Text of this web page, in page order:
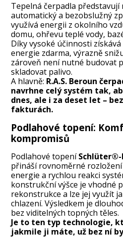
Tepelná čerpadla představují
automatický a bezobslužný
využívá energii z okolního
domu, ohřevu teplé vody,
Díky vysoké účinnosti
energie zdarma, výrazně
zároveň není nutné budovat
skladovat palivo.
A hlavně: R.A.S. Beroun
navrhne celý systém tak,
dnes, ale i za deset let –
fakturách.
Podlahové topení:
kompromisů
Podlahové topeníSchlüter®-
přináší rovnoměrné
energie a rychlou reakci
konstrukční výšce je vhodné
rekonstrukce a lze jej využít
chlazení. Výsledkem je
bez viditelných topných těles.
Je to ten typ technologie,
jakmile ji máte, už bez ní